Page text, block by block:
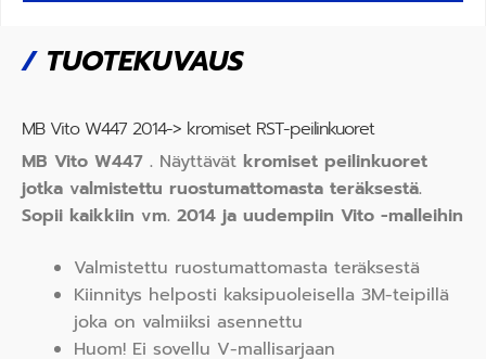
/TUOTEKUVAUS
MB Vito W447 2014-> kromiset RST-peilinkuoret
MB Vito W447 . Näyttävät kromiset peilinkuoret
jotka valmistettu ruostumattomasta teräksestä.
Sopii kaikkiin vm. 2014 ja uudempiin Vito -malleihin
Valmistettu ruostumattomasta teräksestä
Kiinnitys helposti kaksipuoleisella 3M-teipillä
joka on valmiiksi asennettu
Huom! Ei sovellu V-mallisarjaan